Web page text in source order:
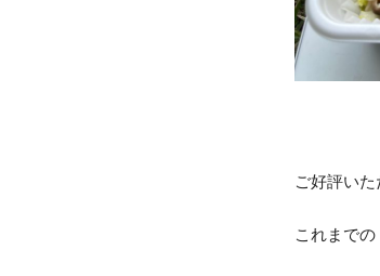
ご好評い
これまでの